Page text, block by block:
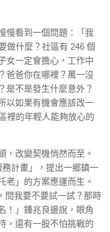
慢看到一個問題：「我
做什麼？社區有 246 個
女一定會擔心，工作中
爸爸你在哪裡？萬一沒
是不是發生什麼意外？
以如果有機會應該改一
裡的年輕人能夠放心的
，改變契機悄然而至。
計畫」，提出一鄉鎮一
老」的方案應運而生。
問我要不要試一試？那時
！」鍾兆良邊說，眼角
，還有一股不怕挑戰的